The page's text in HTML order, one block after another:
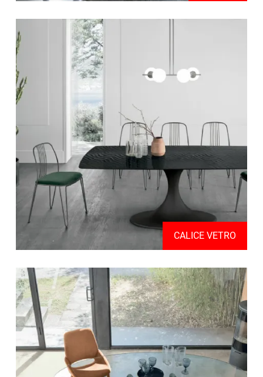
CALICE VETRO